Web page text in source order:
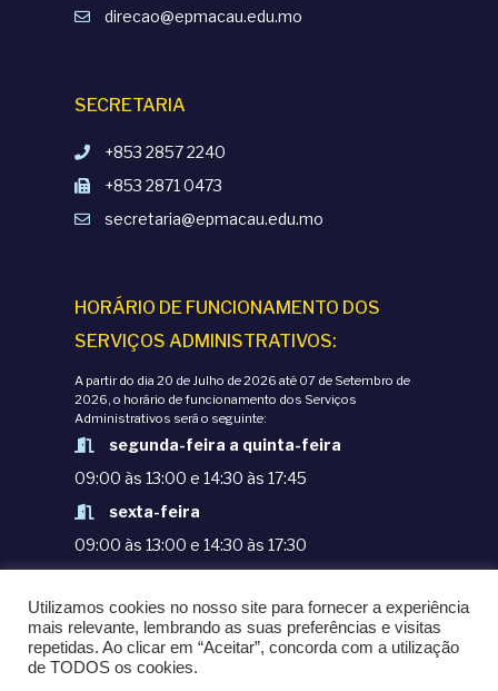
direcao@epmacau.edu.mo
SECRETARIA
+853 2857 2240
+853 2871 0473
secretaria@epmacau.edu.mo
HORÁRIO DE FUNCIONAMENTO DOS
SERVIÇOS ADMINISTRATIVOS:
A partir do dia 20 de Julho de 2026 até 07 de Setembro de
2026, o horário de funcionamento dos Serviços
Administrativos será o seguinte:
segunda-feira a quinta-feira
09:00 às 13:00 e 14:30 às 17:45
sexta-feira
09:00 às 13:00 e 14:30 às 17:30
POLÍTICAS DE PRIVACIDADE
© COPYRIGHT 1998-2020. EPM - ESCOLA
PORTUGUESA DE MACAU
Utilizamos cookies no nosso site para fornecer a experiência
mais relevante, lembrando as suas preferências e visitas
repetidas. Ao clicar em “Aceitar”, concorda com a utilização
de TODOS os cookies.